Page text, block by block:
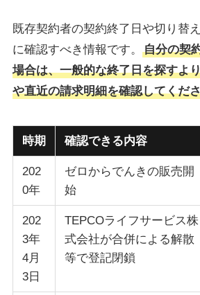
既存契約者の契約終了日や切り替
に確認すべき情報です。
自分の契
場合は、一般的な終了日を探すよ
や直近の請求明細を確認してくだ
時期 確認できる内容
202
0年
ゼロからでんきの販売開
始
202
3年
4月
3日
TEPCOライフサービス株
式会社が合併による解散
等で登記閉鎖